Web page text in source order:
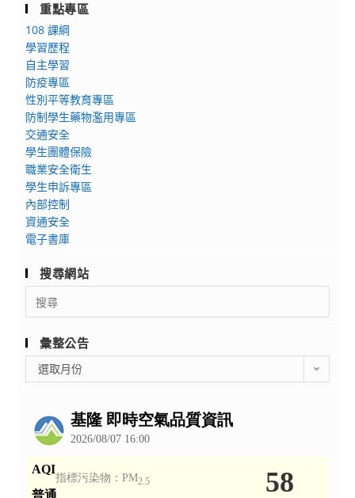
重點專區
108 課綱
學習歷程
自主學習
防疫專區
性別平等教育專區
防制學生藥物濫用專區
交通安全
學生團體保險
職業安全衛生
學生申訴專區
內部控制
資通安全
電子書庫
搜尋網站
Search
for:
彙整公告
整
選取月份